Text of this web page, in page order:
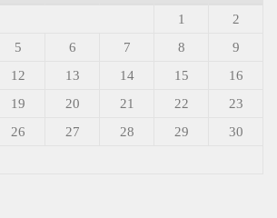
1
2
5 6 7 8
9
12 13 14 15
16
19 20 21 22
23
26 27 28 29
30